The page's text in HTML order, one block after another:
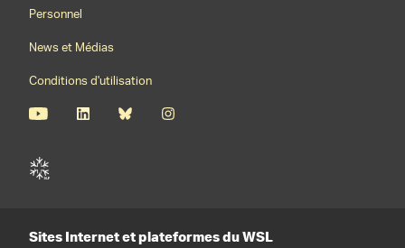
Personnel
News et Médias
Conditions d'utilisation
Sites Internet et plateformes du WSL